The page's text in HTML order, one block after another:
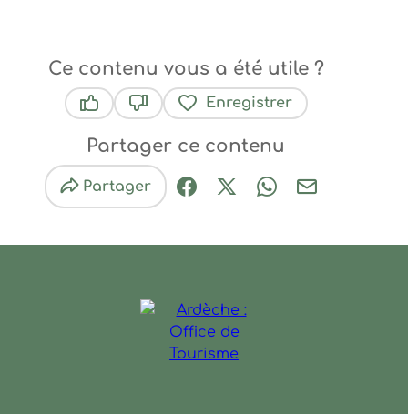
Ce contenu vous a été utile ?
Enregistrer
Partager ce contenu
Partager
Partager sur Facebook
Partager sur X / Twitter
Partager sur
Partager par